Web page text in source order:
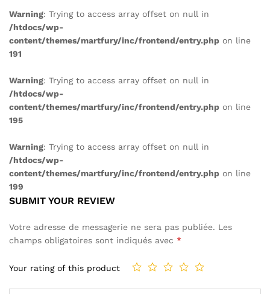
Warning: Trying to access array offset on null in
/htdocs/wp-
content/themes/martfury/inc/frontend/entry.php on line
191
Warning: Trying to access array offset on null in
/htdocs/wp-
content/themes/martfury/inc/frontend/entry.php on line
195
Warning: Trying to access array offset on null in
/htdocs/wp-
content/themes/martfury/inc/frontend/entry.php on line
199
SUBMIT YOUR REVIEW
Votre adresse de messagerie ne sera pas publiée. Les
champs obligatoires sont indiqués avec *
Your rating of this product